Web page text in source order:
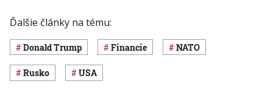
Ďalšie články na tému:
Donald Trump Financie NATO
Rusko USA